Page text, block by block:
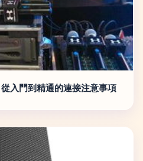
入門到精通的連接注意事項